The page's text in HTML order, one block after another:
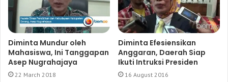
Diminta Mundur oleh
Mahasiswa, Ini Tanggapan
Asep Nugrahajaya
22 March 2018
Diminta Efesiensikan
Anggaran, Daerah Siap
Ikuti Intruksi Presiden
16 August 2016